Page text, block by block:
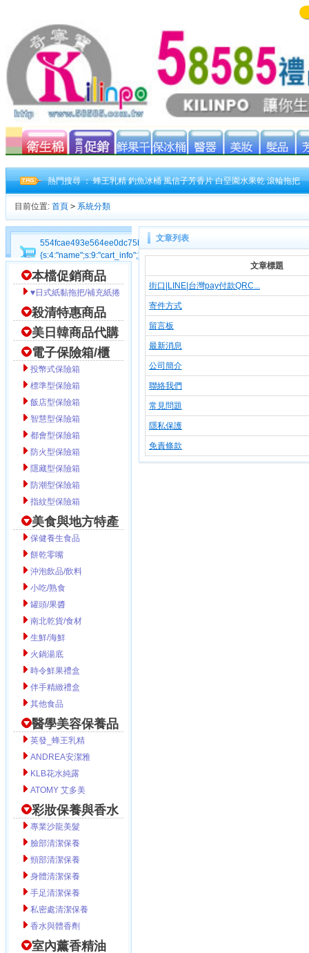
熱門搜尋 ：蜂王乳精 釣魚冰桶 風信子芳香片 白堊園水果乾 滾輪拖把
目前位置: 首頁 > 系統分類
554fcae493e564ee0dc75bdf2ebf94cacart_info|a:1:
{s:4:"name";s:9:"cart_info";}554fcae493e564ee0dc75bdf2ebf94ca
本檔促銷商品
♥日式紙黏拖把/補充紙捲
殺清特惠商品
美日韓商品代購
電子保險箱/櫃
投幣式保險箱
標準型保險箱
飯店型保險箱
智慧型保險箱
都會型保險箱
防火型保險箱
隱藏型保險箱
防潮型保險箱
指紋型保險箱
美食與地方特產
保健養生食品
餅乾零嘴
沖泡飲品/飲料
小吃/熟食
罐頭/果醬
南北乾貨/食材
生鮮/海鮮
火鍋湯底
時令鮮果禮盒
伴手精緻禮盒
其他食品
醫學美容保養品
英發_蜂王乳精
ANDREA安潔雅
KLB花水純露
ATOMY 艾多美
彩妝保養與香水
專業沙龍美髮
臉部清潔保養
頸部清潔保養
身體清潔保養
手足清潔保養
私密處清潔保養
香水與體香劑
室內薰香精油
文章列表
文章標題
街口|LINE|台灣pay付款QRC...
寄件方式
留言板
最新消息
公司簡介
聯絡我們
常見問題
隱私保護
免責條款